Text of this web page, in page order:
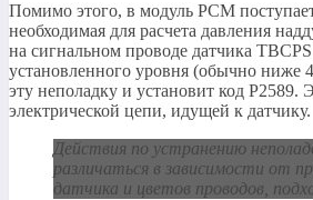
Помимо этого, в модуль PCM
необходимая для расчета давления
на сигнальном проводе датчика
установленного уровня (обычно ниже
эту неполадку и установит код P2589.
электрической цепи, идущей к датчику.
Действия по устранению
различаться в зависимости от
датчика и цветов проводов,